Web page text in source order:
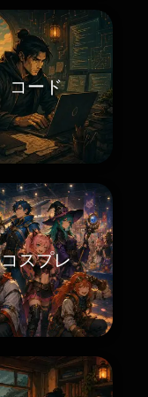
コード
コスプレ